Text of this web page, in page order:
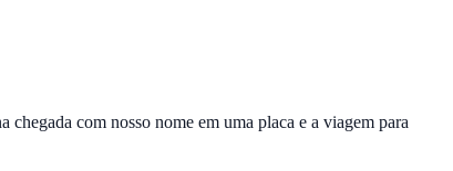
com nosso nome em uma placa e a viagem para